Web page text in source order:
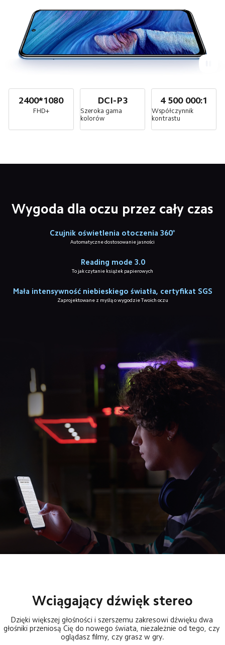
2400*1080
FHD+
DCI-P3
Szeroka gama
kolorów
4 500 000:1
Współczynnik
kontrastu
Wygoda dla oczu przez cały czas
Czujnik oświetlenia otoczenia 360°
Automatyczne dostosowanie jasności
Reading mode 3.0
To jak czytanie książek papierowych
Mała intensywność niebieskiego światła, certyfikat SGS
Zaprojektowane z myślą o wygodzie Twoich oczu
Wciągający dźwięk stereo
Dzięki większej głośności i szerszemu zakresowi dźwięku dwa
głośniki przeniosą Cię do nowego świata, niezależnie od tego, czy
oglądasz filmy, czy grasz w gry.